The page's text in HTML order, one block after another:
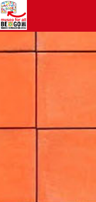
Salta al Contenuto